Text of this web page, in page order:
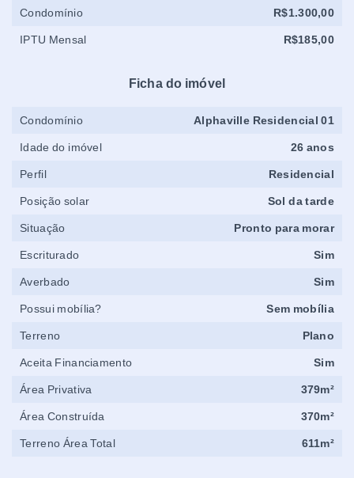
Condomínio R$1.300,00
IPTU Mensal R$185,00
Ficha do imóvel
Condomínio Alphaville Residencial 01
Idade do imóvel 26 anos
Perfil Residencial
Posição solar Sol da tarde
Situação Pronto para morar
Escriturado Sim
Averbado Sim
Possui mobília? Sem mobília
Terreno Plano
Aceita Financiamento Sim
Área Privativa 379m²
Área Construída 370m²
Terreno Área Total 611m²